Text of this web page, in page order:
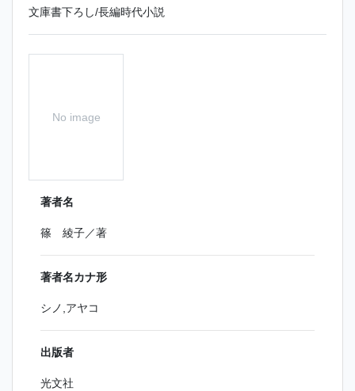
文庫書下ろし/長編時代小説
No image
著者名
篠 綾子／著
著者名カナ形
シノ,アヤコ
出版者
光文社